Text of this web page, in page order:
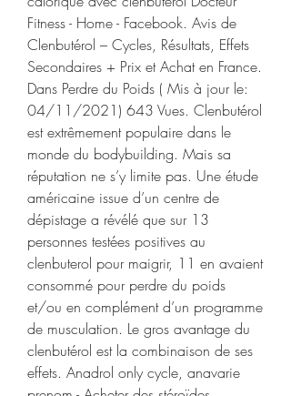
Fitness - Home - Facebook. Avis de
Clenbutérol – Cycles, Résultats, Effets
Secondaires + Prix et Achat en France.
Dans Perdre du Poids ( Mis à jour le:
04/11/2021) 643 Vues. Clenbutérol
est extrêmement populaire dans le
monde du bodybuilding. Mais sa
réputation ne s’y limite pas. Une étude
américaine issue d’un centre de
dépistage a révélé que sur 13
personnes testées positives au
clenbuterol pour maigrir, 11 en avaient
consommé pour perdre du poids
et/ou en complément d’un programme
de musculation. Le gros avantage du
clenbutérol est la combinaison de ses
effets. Anadrol only cycle, anavarie